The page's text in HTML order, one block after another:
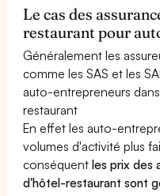
Le cas des
restaurant pour
Généralement les
comme les SAS et les
auto-entrepreneurs
restaurant
En effet les auto-
volumes d'activité plus
conséquentles prix des
d'hôtel-restaurant sont